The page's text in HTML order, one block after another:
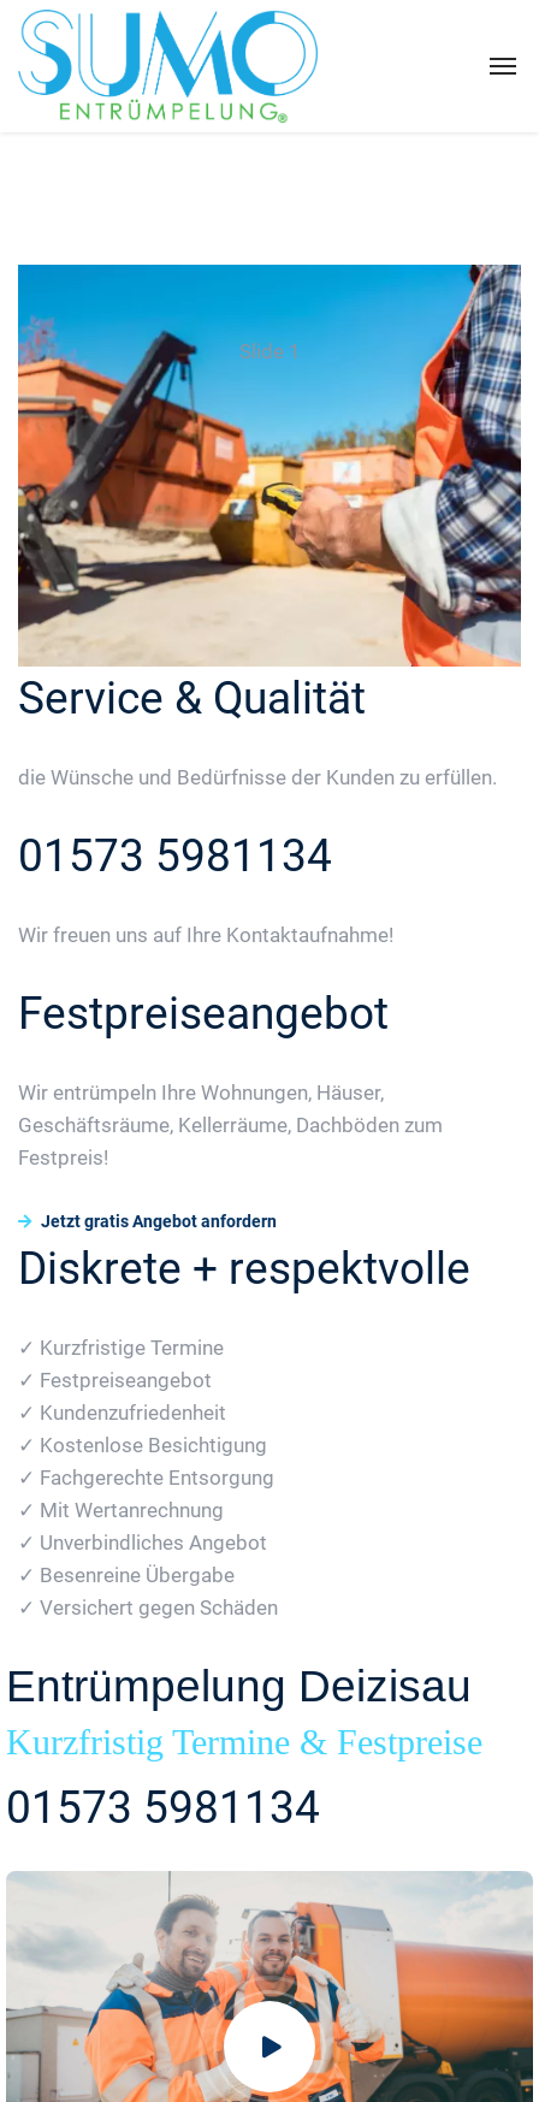
Slide 1
Service & Qualität
die Wünsche und Bedürfnisse der Kunden zu erfüllen.
01573 5981134
Wir freuen uns auf Ihre Kontaktaufnahme!
Festpreiseangebot
Wir entrümpeln Ihre Wohnungen, Häuser,
Geschäftsräume, Kellerräume, Dachböden zum
Festpreis!
Jetzt gratis Angebot anfordern
Diskrete + respektvolle
✓ Kurzfristige Termine
✓ Festpreiseangebot
✓ Kundenzufriedenheit
✓ Kostenlose Besichtigung
✓ Fachgerechte Entsorgung
✓ Mit Wertanrechnung
✓ Unverbindliches Angebot
✓ Besenreine Übergabe
✓ Versichert gegen Schäden
Entrümpelung Deizisau
Kurzfristig Termine & Festpreise
01573 5981134